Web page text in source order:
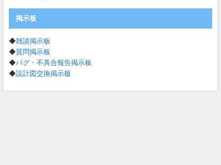
掲示板
◆雑談掲示板
◆質問掲示板
◆バグ・不具合報告掲示板
◆設計図交換掲示板